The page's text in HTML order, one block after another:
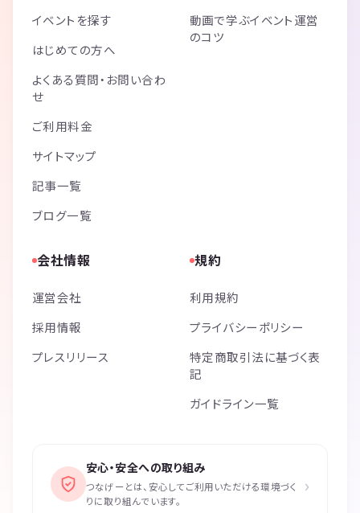
イベントを探す
はじめての方へ
よくある質問・お問い合わ
せ
ご利用料金
サイトマップ
記事一覧
ブログ一覧
動画で学ぶイベント運営
のコツ
会社情報
運営会社
採用情報
プレスリリース
規約
利用規約
プライバシーポリシー
特定商取引法に基づく表
記
ガイドライン一覧
安心・安全への取り組み
つなげーとは、安心してご利用いただける環境づく
りに取り組んでいます。
›